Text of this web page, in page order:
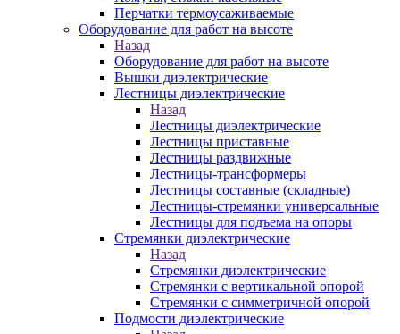
Перчатки термоусаживаемые
Оборудование для работ на высоте
Назад
Оборудование для работ на высоте
Вышки диэлектрические
Лестницы диэлектрические
Назад
Лестницы диэлектрические
Лестницы приставные
Лестницы раздвижные
Лестницы-трансформеры
Лестницы составные (складные)
Лестницы-стремянки универсальные
Лестницы для подъема на опоры
Стремянки диэлектрические
Назад
Стремянки диэлектрические
Стремянки с вертикальной опорой
Стремянки с симметричной опорой
Подмости диэлектрические